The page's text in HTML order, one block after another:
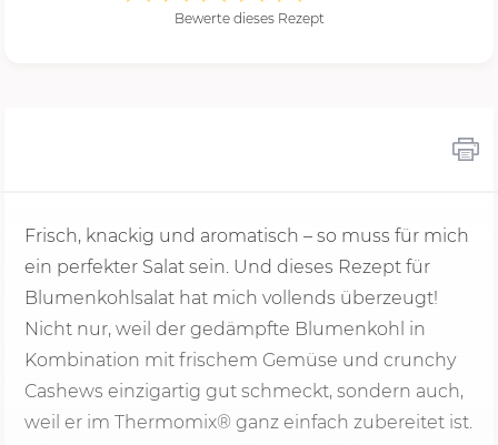
Bewerte dieses Rezept
Frisch, knackig und aromatisch – so muss für mich
ein perfekter Salat sein. Und dieses Rezept für
Blumenkohlsalat hat mich vollends überzeugt!
Nicht nur, weil der gedämpfte Blumenkohl in
Kombination mit frischem Gemüse und crunchy
Cashews einzigartig gut schmeckt, sondern auch,
weil er im Thermomix® ganz einfach zubereitet ist.